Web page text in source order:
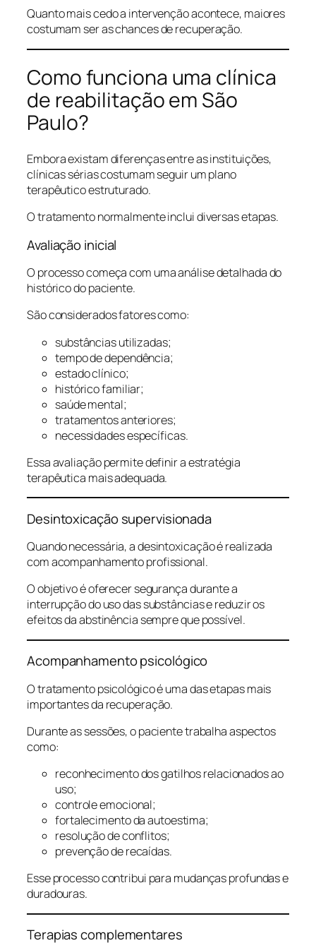
Quanto mais cedo a intervenção acontece, maiores
costumam ser as chances de recuperação.
Como funciona uma clínica
de reabilitação em São
Paulo?
Embora existam diferenças entre as instituições,
clínicas sérias costumam seguir um plano
terapêutico estruturado.
O tratamento normalmente inclui diversas etapas.
Avaliação inicial
O processo começa com uma análise detalhada do
histórico do paciente.
São considerados fatores como:
substâncias utilizadas;
tempo de dependência;
estado clínico;
histórico familiar;
saúde mental;
tratamentos anteriores;
necessidades específicas.
Essa avaliação permite definir a estratégia
terapêutica mais adequada.
Desintoxicação supervisionada
Quando necessária, a desintoxicação é realizada
com acompanhamento profissional.
O objetivo é oferecer segurança durante a
interrupção do uso das substâncias e reduzir os
efeitos da abstinência sempre que possível.
Acompanhamento psicológico
O tratamento psicológico é uma das etapas mais
importantes da recuperação.
Durante as sessões, o paciente trabalha aspectos
como:
reconhecimento dos gatilhos relacionados ao
uso;
controle emocional;
fortalecimento da autoestima;
resolução de conflitos;
prevenção de recaídas.
Esse processo contribui para mudanças profundas e
duradouras.
Terapias complementares